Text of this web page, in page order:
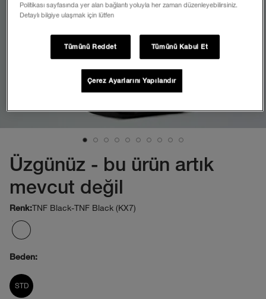
Üzgünüz - bu ürün artık
mevcut değil
Renk:TNF Black-TNF Black (KX7)
Beden:
STD
Politikası sayfasında yer alan bağlantı yoluyla her zaman düzenleyebilirsiniz.
Detaylı bilgiye ulaşmak için lütfen
Tümünü Reddet Tümünü Kabul Et
Çerez Ayarlarını Yapılandır